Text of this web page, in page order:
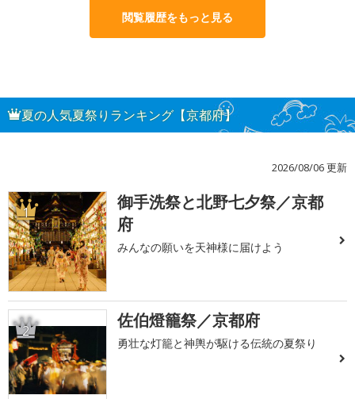
閲覧履歴をもっと見る
夏の人気夏祭りランキング【京都府】
2026/08/06 更新
1
御手洗祭と北野七夕祭／京都
府
みんなの願いを天神様に届けよう
2 佐伯燈籠祭／京都府
勇壮な灯籠と神輿が駆ける伝統の夏祭り